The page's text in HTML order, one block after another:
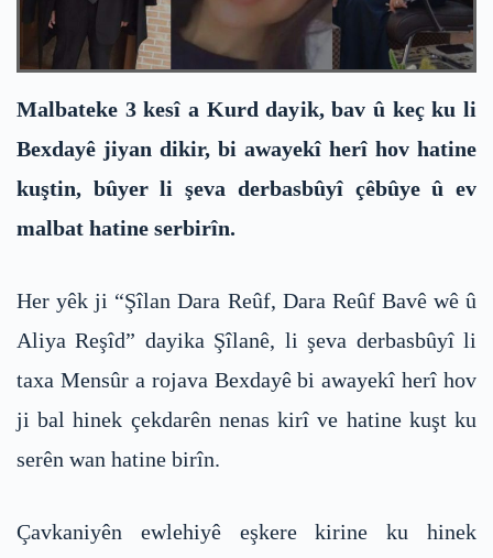
Malbateke 3 kesî a Kurd dayik, bav û keç ku li
Bexdayê jiyan dikir, bi awayekî herî hov hatine
kuştin, bûyer li şeva derbasbûyî çêbûye û ev
malbat hatine serbirîn.
Her yêk ji “Şîlan Dara Reûf, Dara Reûf Bavê wê û
Aliya Reşîd” dayika Şîlanê, li şeva derbasbûyî li
taxa Mensûr a rojava Bexdayê bi awayekî herî hov
ji bal hinek çekdarên nenas kirî ve hatine kuşt ku
serên wan hatine birîn.
Çavkaniyên ewlehiyê eşkere kirine ku hinek